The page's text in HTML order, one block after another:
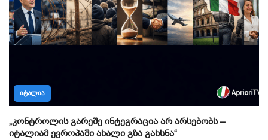
ᲘᲢᲐᲚᲘᲐ
„კონტროლის გარეშე ინტეგრაცია არ არსებობს –
იტალიამ ევროპაში ახალი გზა გახსნა“